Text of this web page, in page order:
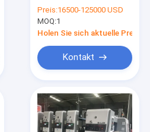
Slotter
Preis:16500-125000 USD
MOQ:1
Holen Sie sich aktuelle Preis
Kontakt